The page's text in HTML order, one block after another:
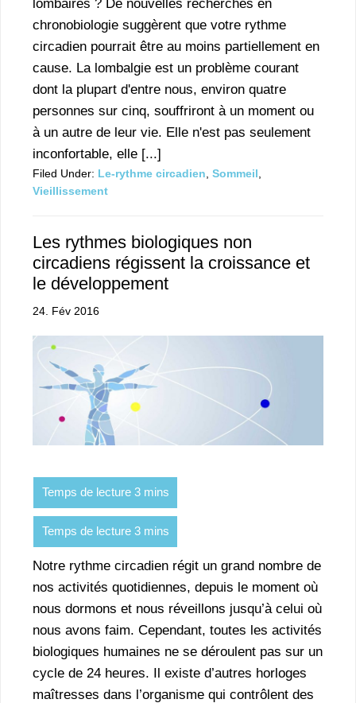
lombaires ? De nouvelles recherches en
chronobiologie suggèrent que votre rythme
circadien pourrait être au moins partiellement en
cause. La lombalgie est un problème courant
dont la plupart d'entre nous, environ quatre
personnes sur cinq, souffriront à un moment ou
à un autre de leur vie. Elle n'est pas seulement
inconfortable, elle [...]
Filed Under: Le-rythme circadien Sommeil
Vieillissement
Les rythmes biologiques non
circadiens régissent la croissance et
le développement
24. Fév 2016
Notre rythme circadien régit un grand nombre de
nos activités quotidiennes, depuis le moment où
nous dormons et nous réveillons jusqu’à celui où
nous avons faim. Cependant, toutes les activités
biologiques humaines ne se déroulent pas sur un
cycle de 24 heures. Il existe d’autres horloges
maîtresses dans l’organisme qui contrôlent des